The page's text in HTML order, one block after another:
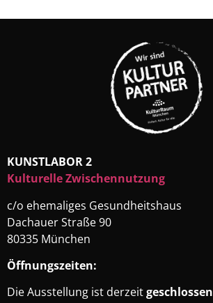
KUNSTLABOR 2
Kulturelle Zwischennutzung
c/o ehemaliges Gesundheitshaus
Dachauer Straße 90
80335 München
Öffnungszeiten:
Die Ausstellung ist derzeitgeschlossen